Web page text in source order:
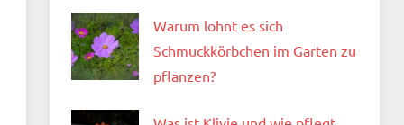
Warum lohnt es sich
Schmuckkörbchen im Garten zu
pflanzen?